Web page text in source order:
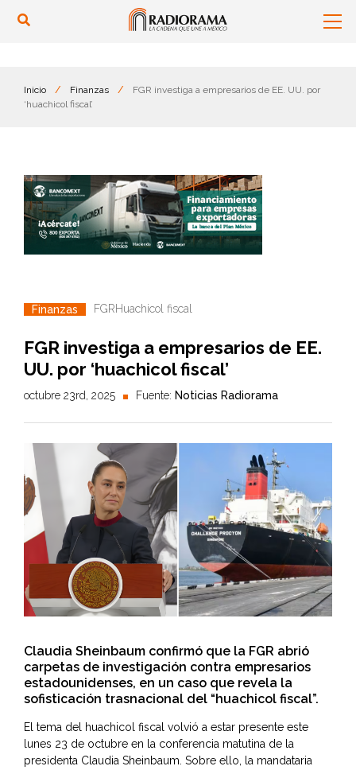
Inicio / Finanzas /
FGR investiga a empresarios de EE. UU. por
‘huachicol fiscal’
Finanzas FGRHuachicol fiscal
FGR investiga a empresarios de EE.
UU. por ‘huachicol fiscal’
octubre 23rd, 2025 Fuente: Noticias Radiorama
Claudia Sheinbaum confirmó que la FGR abrió
carpetas de investigación contra empresarios
estadounidenses, en un caso que revela la
sofisticación trasnacional del “huachicol fiscal”.
El tema del huachicol fiscal volvió a estar presente este
lunes 23 de octubre en la conferencia matutina de la
presidenta Claudia Sheinbaum. Sobre ello, la mandataria